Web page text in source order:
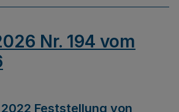
Nr. 194 vom
Feststellung von